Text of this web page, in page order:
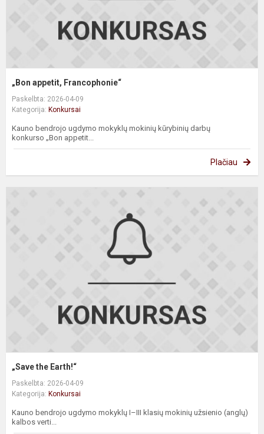
„Bon appetit, Francophonie“
Paskelbta: 2026-04-09
Kategorija: Konkursai
Kauno bendrojo ugdymo mokyklų mokinių kūrybinių darbų
konkurso „Bon appetit...
Plačiau
„Save the Earth!“
Paskelbta: 2026-04-09
Kategorija: Konkursai
Kauno bendrojo ugdymo mokyklų I–III klasių mokinių užsienio (anglų)
kalbos verti...